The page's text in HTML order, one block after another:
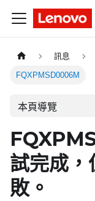
訊息
FQXPMSD0006M
本頁導覽
試完成，
敗。